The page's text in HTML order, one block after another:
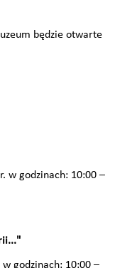
będzie otwarte
w godzinach: 10:00 –
godzinach: 10:00 –